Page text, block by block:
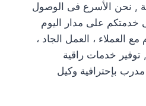
, نحن الأسرع فى الوصول
خدمتكم على مدار اليوم
مع العملاء ، العمل الجاد ،
, توفير خدمات راقية
بإحترافية وكيل